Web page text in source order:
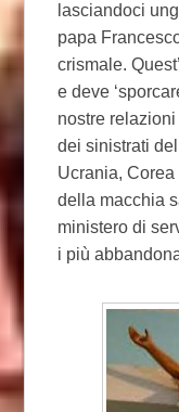
lasciandoci
papa
crismale.
e deve
nostre
dei sinistrati
Ucrania,
della macchia
ministero di
i più